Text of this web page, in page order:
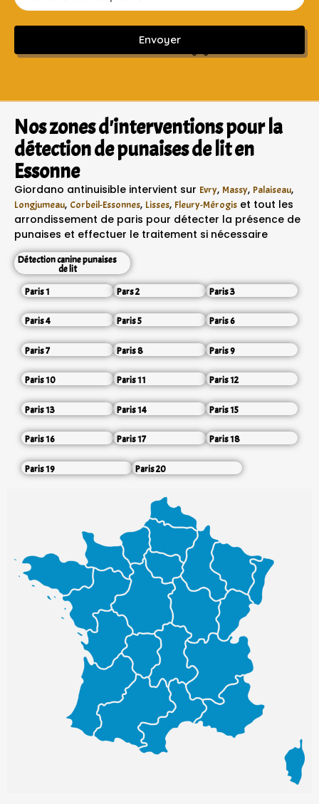
Envoyer
Sans engagement ni frais cachés
Nos zones d'interventions pour la
détection de punaises de lit en
Essonne
Giordano antinuisible intervient sur Evry, Massy, Palaiseau,
Longjumeau, Corbeil-Essonnes, Lisses, Fleury-Mérogis et tout les
arrondissement de paris pour détecter la présence de
punaises et effectuer le traitement si nécessaire
Détection canine punaises
de lit
Paris 1
Pars 2 Paris 3
Paris 4 Paris 5 Paris 6
Paris 7 Paris 8 Paris 9
Paris 10 Paris 11 Paris 12
Paris 13 Paris 14 Paris 15
Paris 16 Paris 17 Paris 18
Paris 19 Paris 20